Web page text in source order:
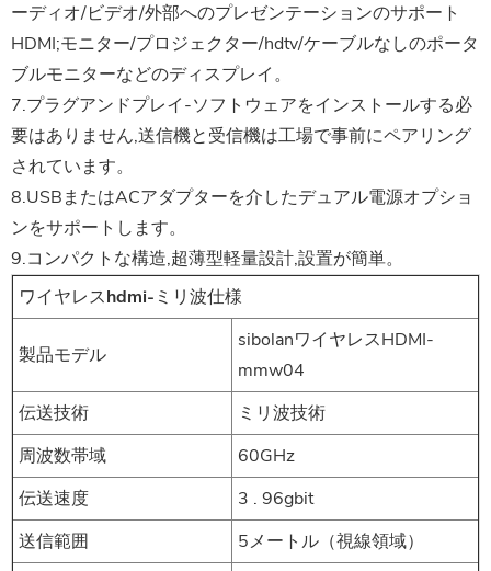
ーディオ/ビデオ/外部へのプレゼンテーションのサポート
HDMI;モニター/プロジェクター/hdtv/ケーブルなしのポータ
ブルモニターなどのディスプレイ。
7.プラグアンドプレイ-ソフトウェアをインストールする必
要はありません,送信機と受信機は工場で事前にペアリング
されています。
8.USBまたはACアダプターを介したデュアル電源オプショ
ンをサポートします。
9.コンパクトな構造,超薄型軽量設計,設置が簡単。
ワイヤレスhdmi-ミリ波仕様
製品モデル
sibolanワイヤレスHDMI-
mmw04
伝送技術
ミリ波技術
周波数帯域
60GHz
伝送速度
3 . 96gbit
送信範囲
5メートル（視線領域）